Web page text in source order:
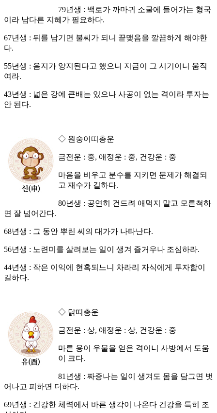
79년생 : 백로가 까마귀 소굴에 들어가는 형국
이라 남다른 지혜가 필요하다.
67년생 : 뒤를 남기면 불씨가 되니 끝맺음을 깔끔하게 해야한
다.
55년생 : 음지가 양지된다고 했으니 지금이 그 시기이니 움직
여라.
43년생 : 넓은 강에 큰배는 있으나 사공이 없는 격이라 투자는
안 된다.
◇ 원숭이띠총운
금전운 : 중, 애정운 : 중, 건강운 : 중
마음을 비우고 분수를 지키면 문제가 해결되
고 재수가 길하다.
80년생 : 공연히 건드려 애먹지 말고 모른척하
면 잘 넘어간다.
68년생 : 그 동안 뿌린 씨의 대가가 나타난다.
56년생 : 노련미를 살려보는 일이 생겨 즐거우나 조심하라.
44년생 : 작은 이익에 현혹되느니 차라리 자식에게 투자함이
길하다.
◇ 닭띠총운
금전운 : 상, 애정운 : 상, 건강운 : 중
마른 용이 우물을 얻은 격이니 사방에서 도움
이 크다.
81년생 : 짜증나는 일이 생겨도 몸을 담그면 벗
어나고 피하면 더하다.
69년생 : 건강한 체력에서 바른 생각이 나온다 건강을 특히 조